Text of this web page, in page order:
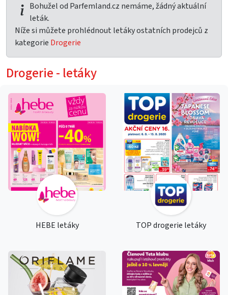
Bohužel od Parfemland.cz nemáme, žádný aktuální
leták.
Níže si můžete prohlédnout letáky ostatních prodejců z
kategorie Drogerie
Drogerie - letáky
HEBE letáky TOP drogerie letáky